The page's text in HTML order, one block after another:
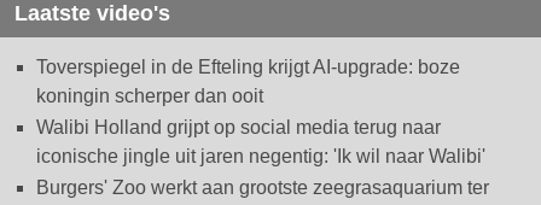
Laatste video's
Toverspiegel in de Efteling krijgt AI-upgrade: boze
koningin scherper dan ooit
Walibi Holland grijpt op social media terug naar
iconische jingle uit jaren negentig: 'Ik wil naar Walibi'
Burgers' Zoo werkt aan grootste zeegrasaquarium ter